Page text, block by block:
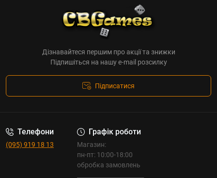
Дізнавайтеся першим про акції та знижки
Підпишіться на нашу e-mail розсилку
Підписатися
Телефони
(095) 919 18 13
Графік роботи
Магазин:
пн-пт: 10:00-18:00
обробка замовлень